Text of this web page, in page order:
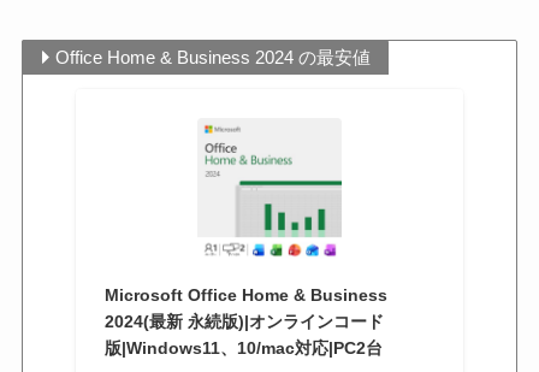
Office Home & Business 2024 の最安値
Microsoft Office Home & Business
2024(最新 永続版)|オンラインコード
版|Windows11、10/mac対応|PC2台